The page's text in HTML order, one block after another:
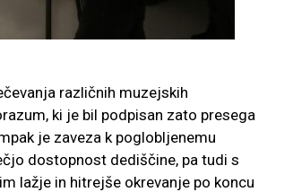
različnih muzejskih
ki je bil podpisan zato presega
je zaveza k poglobljenemu
dostopnost dediščine, pa tudi s
lažje in hitrejše okrevanje po koncu